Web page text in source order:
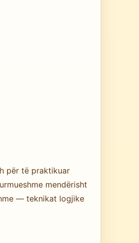
për të praktikuar
mendërisht
— teknikat logjike